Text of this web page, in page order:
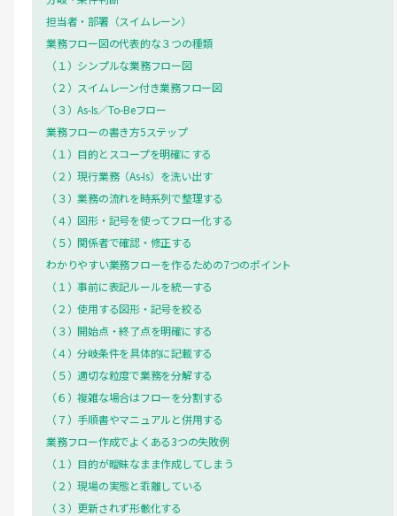
担当者・部署（スイムレーン）
業務フロー図の代表的な３つの種類
（１）シンプルな業務フロー図
（２）スイムレーン付き業務フロー図
（３）As-Is／To-Beフロー
業務フローの書き方5ステップ
（１）目的とスコープを明確にする
（２）現行業務（As-Is）を洗い出す
（３）業務の流れを時系列で整理する
（４）図形・記号を使ってフロー化する
（５）関係者で確認・修正する
わかりやすい業務フローを作るための7つのポイント
（１）事前に表記ルールを統一する
（２）使用する図形・記号を絞る
（３）開始点・終了点を明確にする
（４）分岐条件を具体的に記載する
（５）適切な粒度で業務を分解する
（６）複雑な場合はフローを分割する
（７）手順書やマニュアルと併用する
業務フロー作成でよくある3つの失敗例
（１）目的が曖昧なまま作成してしまう
（２）現場の実態と乖離している
（３）更新されず形骸化する